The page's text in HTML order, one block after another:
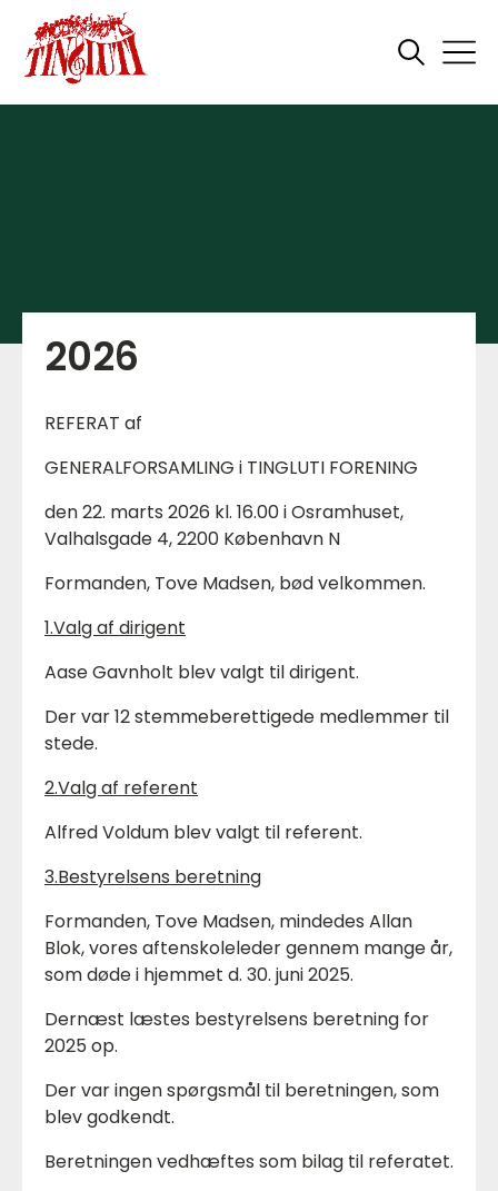
2026
REFERAT af
GENERALFORSAMLING i TINGLUTI FORENING
den 22. marts 2026 kl. 16.00 i Osramhuset,
Valhalsgade 4, 2200 København N
Formanden, Tove Madsen, bød velkommen.
1.Valg af dirigent
Aase Gavnholt blev valgt til dirigent.
Der var 12 stemmeberettigede medlemmer til
stede.
2.Valg af referent
Alfred Voldum blev valgt til referent.
3.Bestyrelsens beretning
Formanden, Tove Madsen, mindedes Allan
Blok, vores aftenskoleleder gennem mange år,
som døde i hjemmet d. 30. juni 2025.
Dernæst læstes bestyrelsens beretning for
2025 op.
Der var ingen spørgsmål til beretningen, som
blev godkendt.
Beretningen vedhæftes som bilag til referatet.